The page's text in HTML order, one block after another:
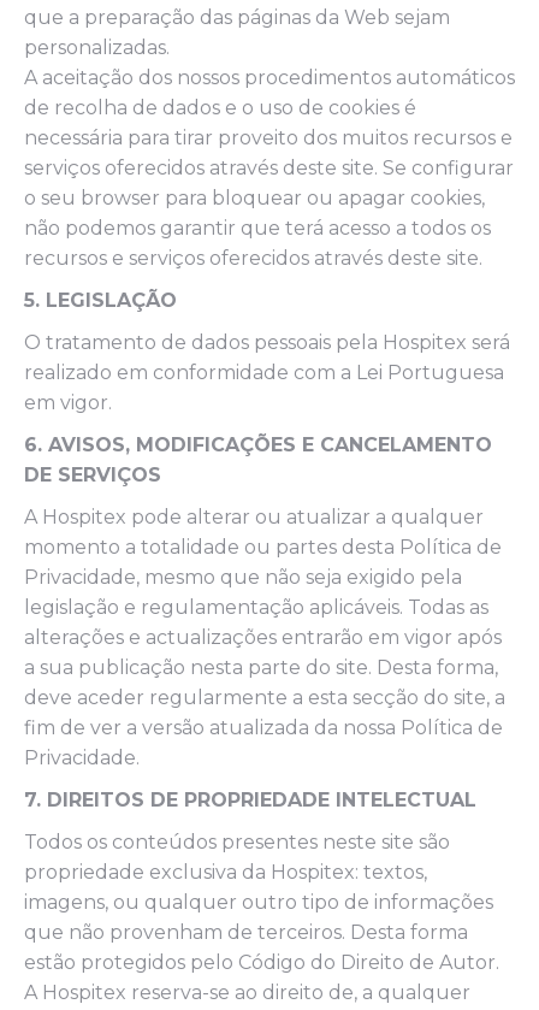
que a preparação das páginas da Web sejam
personalizadas.
A aceitação dos nossos procedimentos automáticos
de recolha de dados e o uso de cookies é
necessária para tirar proveito dos muitos recursos e
serviços oferecidos através deste site. Se configurar
o seu browser para bloquear ou apagar cookies,
não podemos garantir que terá acesso a todos os
recursos e serviços oferecidos através deste site.
5. LEGISLAÇÃO
O tratamento de dados pessoais pela Hospitex será
realizado em conformidade com a Lei Portuguesa
em vigor.
6. AVISOS, MODIFICAÇÕES E CANCELAMENTO
DE SERVIÇOS
A Hospitex pode alterar ou atualizar a qualquer
momento a totalidade ou partes desta Política de
Privacidade, mesmo que não seja exigido pela
legislação e regulamentação aplicáveis. Todas as
alterações e actualizações entrarão em vigor após
a sua publicação nesta parte do site. Desta forma,
deve aceder regularmente a esta secção do site, a
fim de ver a versão atualizada da nossa Política de
Privacidade.
7. DIREITOS DE PROPRIEDADE INTELECTUAL
Todos os conteúdos presentes neste site são
propriedade exclusiva da Hospitex: textos,
imagens, ou qualquer outro tipo de informações
que não provenham de terceiros. Desta forma
estão protegidos pelo Código do Direito de Autor.
A Hospitex reserva-se ao direito de, a qualquer